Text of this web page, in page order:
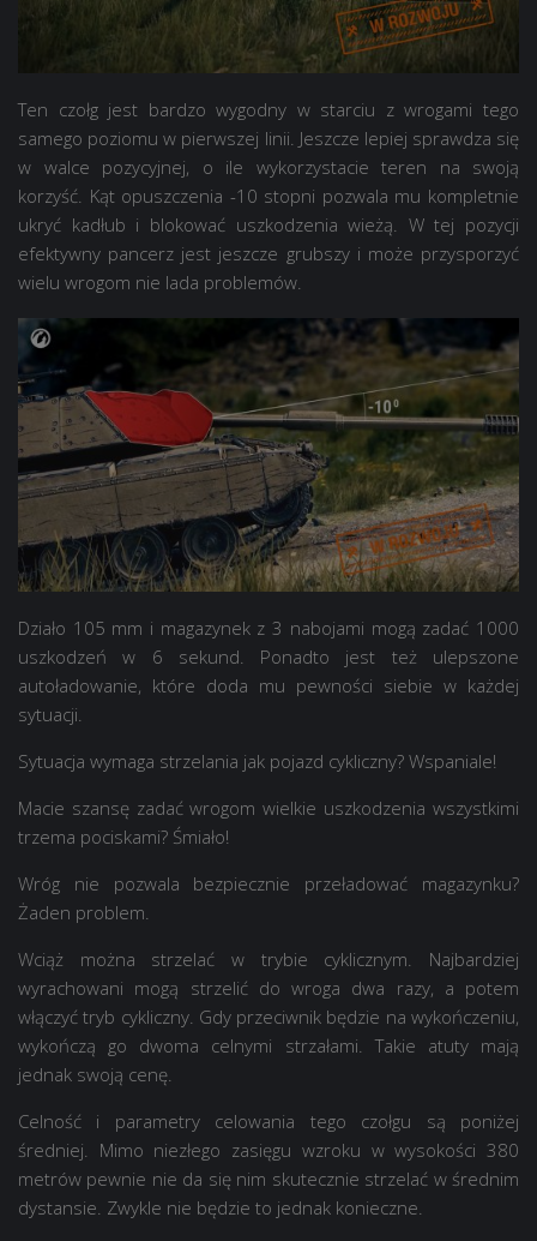
Ten czołg jest bardzo wygodny w starciu z wrogami tego
samego poziomu w pierwszej linii. Jeszcze lepiej sprawdza się
w walce pozycyjnej, o ile wykorzystacie teren na swoją
korzyść. Kąt opuszczenia -10 stopni pozwala mu kompletnie
ukryć kadłub i blokować uszkodzenia wieżą. W tej pozycji
efektywny pancerz jest jeszcze grubszy i może przysporzyć
wielu wrogom nie lada problemów.
Działo 105 mm i magazynek z 3 nabojami mogą zadać 1000
uszkodzeń w 6 sekund. Ponadto jest też ulepszone
autoładowanie, które doda mu pewności siebie w każdej
sytuacji.
Sytuacja wymaga strzelania jak pojazd cykliczny? Wspaniale!
Macie szansę zadać wrogom wielkie uszkodzenia wszystkimi
trzema pociskami? Śmiało!
Wróg nie pozwala bezpiecznie przeładować magazynku?
Żaden problem.
Wciąż można strzelać w trybie cyklicznym. Najbardziej
wyrachowani mogą strzelić do wroga dwa razy, a potem
włączyć tryb cykliczny. Gdy przeciwnik będzie na wykończeniu,
wykończą go dwoma celnymi strzałami. Takie atuty mają
jednak swoją cenę.
Celność i parametry celowania tego czołgu są poniżej
średniej. Mimo niezłego zasięgu wzroku w wysokości 380
metrów pewnie nie da się nim skutecznie strzelać w średnim
dystansie. Zwykle nie będzie to jednak konieczne.